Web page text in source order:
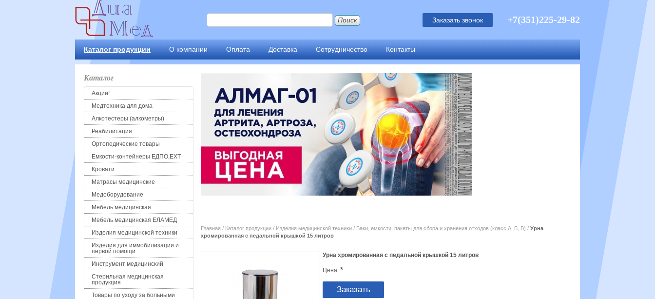
+7(351)225-29-82
Заказать звонок
Каталог продукции О компании Оплата Доставка Сотрудничество Контакты
Каталог
Акции!
Медтехника для дома
Алкотестеры (алкометры)
Реабилитация
Ортопедические товары
Емкости-контейнеры ЕДПО,ЕХТ
Кровати
Матрасы медицинские
Медоборудование
Мебель медицинская
Мебель медицинская ЕЛАМЕД
Изделия медицинской техники
Изделия для иммобилизации и
первой помощи
Инструмент медицинский
Стерильная медицинская
продукция
Товары по уходу за больными
Главная / Каталог продукции / Изделия медицинской техники / Баки, емкости, пакеты для сбора и хранения отходов (класс А, Б, В) / Урна
хромированная с педальной крышкой 15 литров
Урна хромированная с педальной крышкой 15 литров
Цена: *
Заказать